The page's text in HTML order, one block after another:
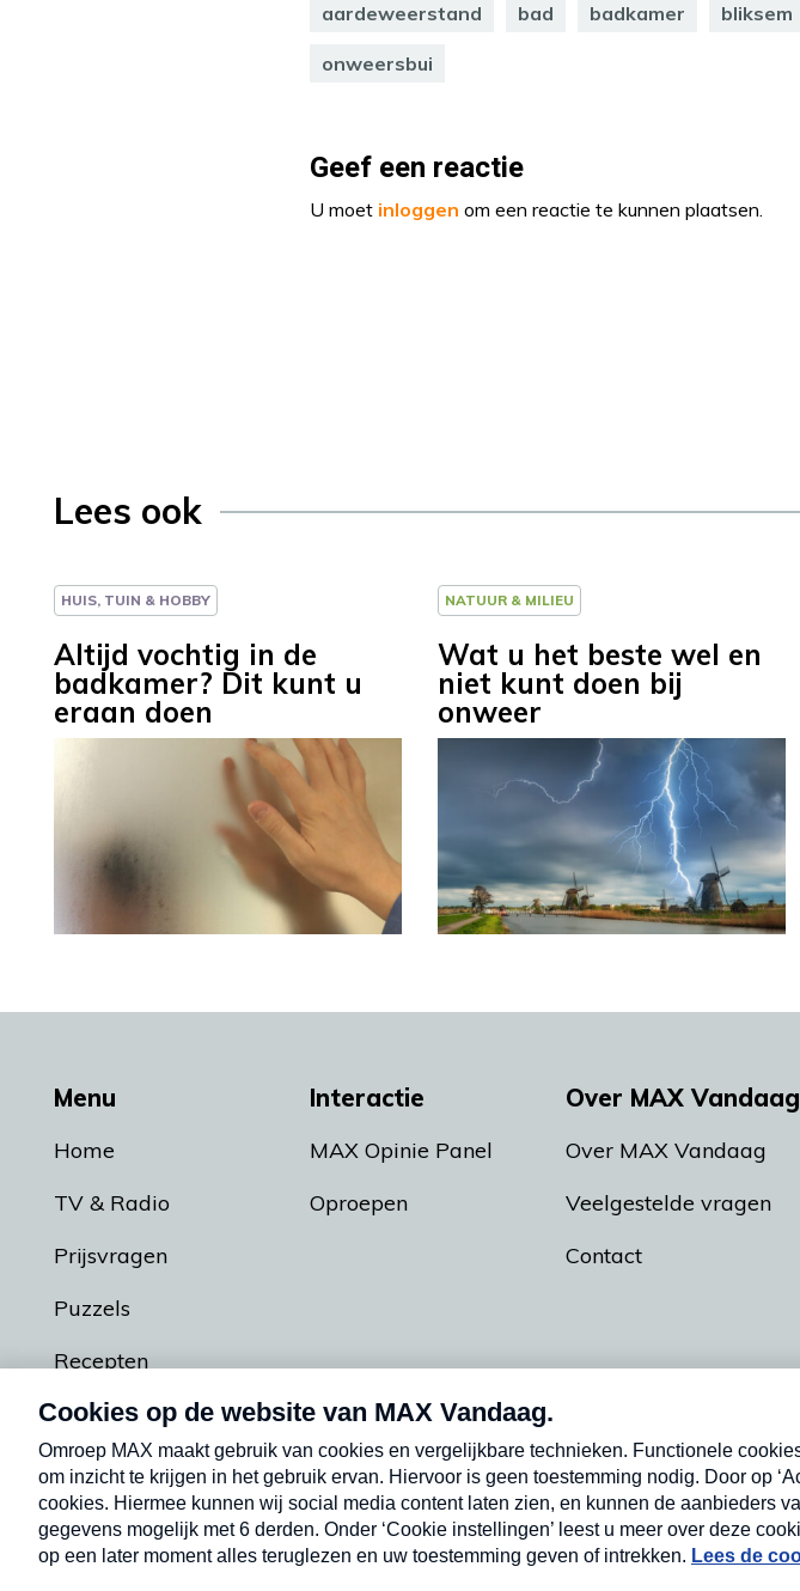
aardeweerstand bad badkamer bliksem
onweersbui
Geef een reactie
U moet inloggen om een reactie te kunnen plaatsen.
Lees ook
HUIS, TUIN & HOBBY
Altijd vochtig in de
badkamer? Dit kunt u
eraan doen
NATUUR & MILIEU
Wat u het beste wel en
niet kunt doen bij
onweer
Menu
Home
TV & Radio
Prijsvragen
Puzzels
Recepten
Podcasts
Interactie
MAX Opinie Panel
Oproepen
Over MAX Vandaag
Over MAX Vandaag
Veelgestelde vragen
Contact